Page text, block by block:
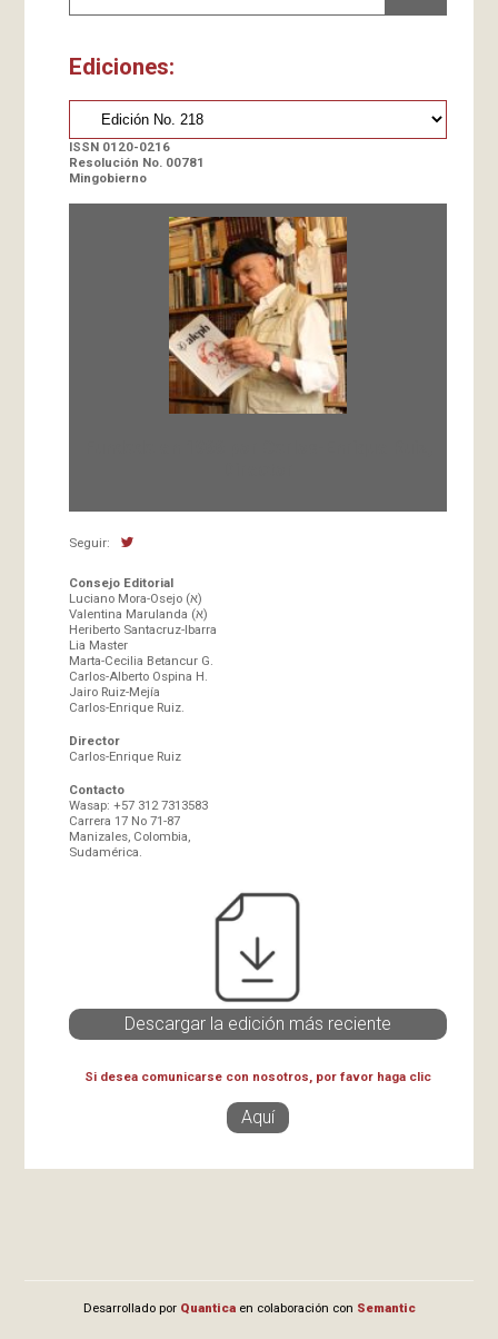
Ediciones:
ISSN 0120-0216
Resolución No. 00781
Mingobierno
Seguir:
Consejo Editorial
Luciano Mora-Osejo (א)
Valentina Marulanda (א)
Heriberto Santacruz-Ibarra
Lia Master
Marta-Cecilia Betancur G.
Carlos-Alberto Ospina H.
Jairo Ruiz-Mejía
Carlos-Enrique Ruiz.
Director
Carlos-Enrique Ruiz
Contacto
Wasap: +57 312 7313583
Carrera 17 No 71-87
Manizales, Colombia,
Sudamérica.
Descargar la edición más reciente
Si desea comunicarse con nosotros, por favor haga clic
Aquí
Desarrollado por Quanticaen colaboración con Semantic